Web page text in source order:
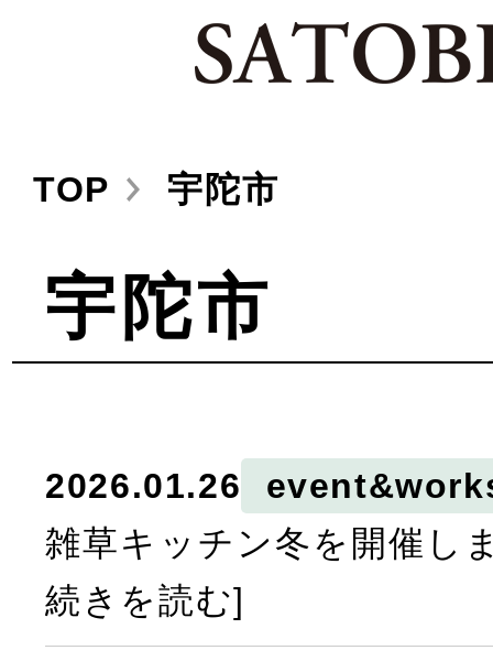
TOP 宇陀市
宇陀市
2026.01.26
雑草キッチン冬を開催し
続きを読む]